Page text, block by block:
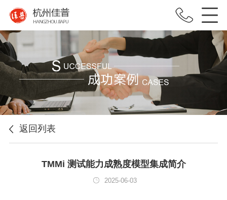
返回列表
TMMi 测试能力成熟度模型集成简介
2025-06-03